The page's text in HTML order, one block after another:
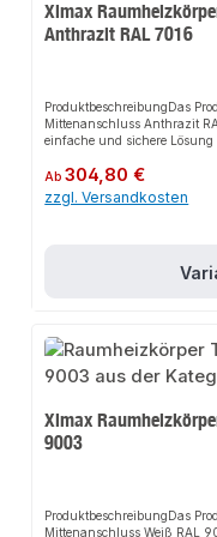
Ximax
Anthrazit RAL 7016
ProduktbeschreibungDas
Mittenanschluss Anthrazit
einfache und sichere
für perfekten Halt, sondern
zeitlose Eleganz, die jedes
einfache Montage machen
Regulärer Preis:
Ab304,80 €
zzgl. Versandkosten
Ximax
9003
ProduktbeschreibungDas
Mittenanschluss Weiß RAL